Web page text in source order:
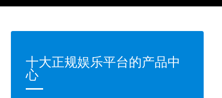
十大正规娱乐平台的产品中
心